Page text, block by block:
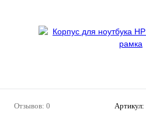
Отзывов: 0 Артикул: